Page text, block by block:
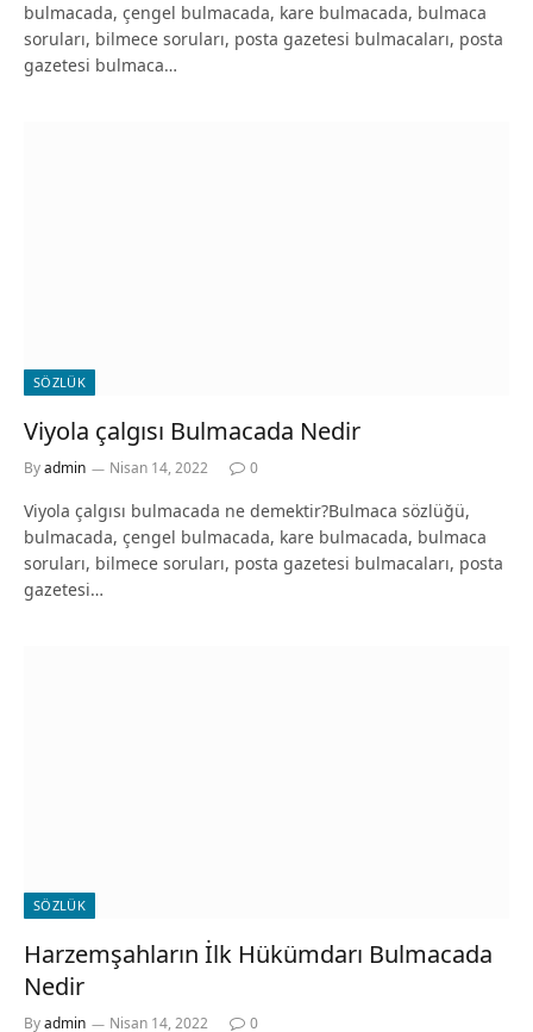
bulmacada, çengel bulmacada, kare bulmacada, bulmaca
soruları, bilmece soruları, posta gazetesi bulmacaları, posta
gazetesi bulmaca…
SÖZLÜK
Viyola çalgısı Bulmacada Nedir
Byadmin Nisan 14, 2022 0
Viyola çalgısı bulmacada ne demektir?Bulmaca sözlüğü,
bulmacada, çengel bulmacada, kare bulmacada, bulmaca
soruları, bilmece soruları, posta gazetesi bulmacaları, posta
gazetesi…
SÖZLÜK
Harzemşahların İlk Hükümdarı Bulmacada
Nedir
Byadmin Nisan 14, 2022 0